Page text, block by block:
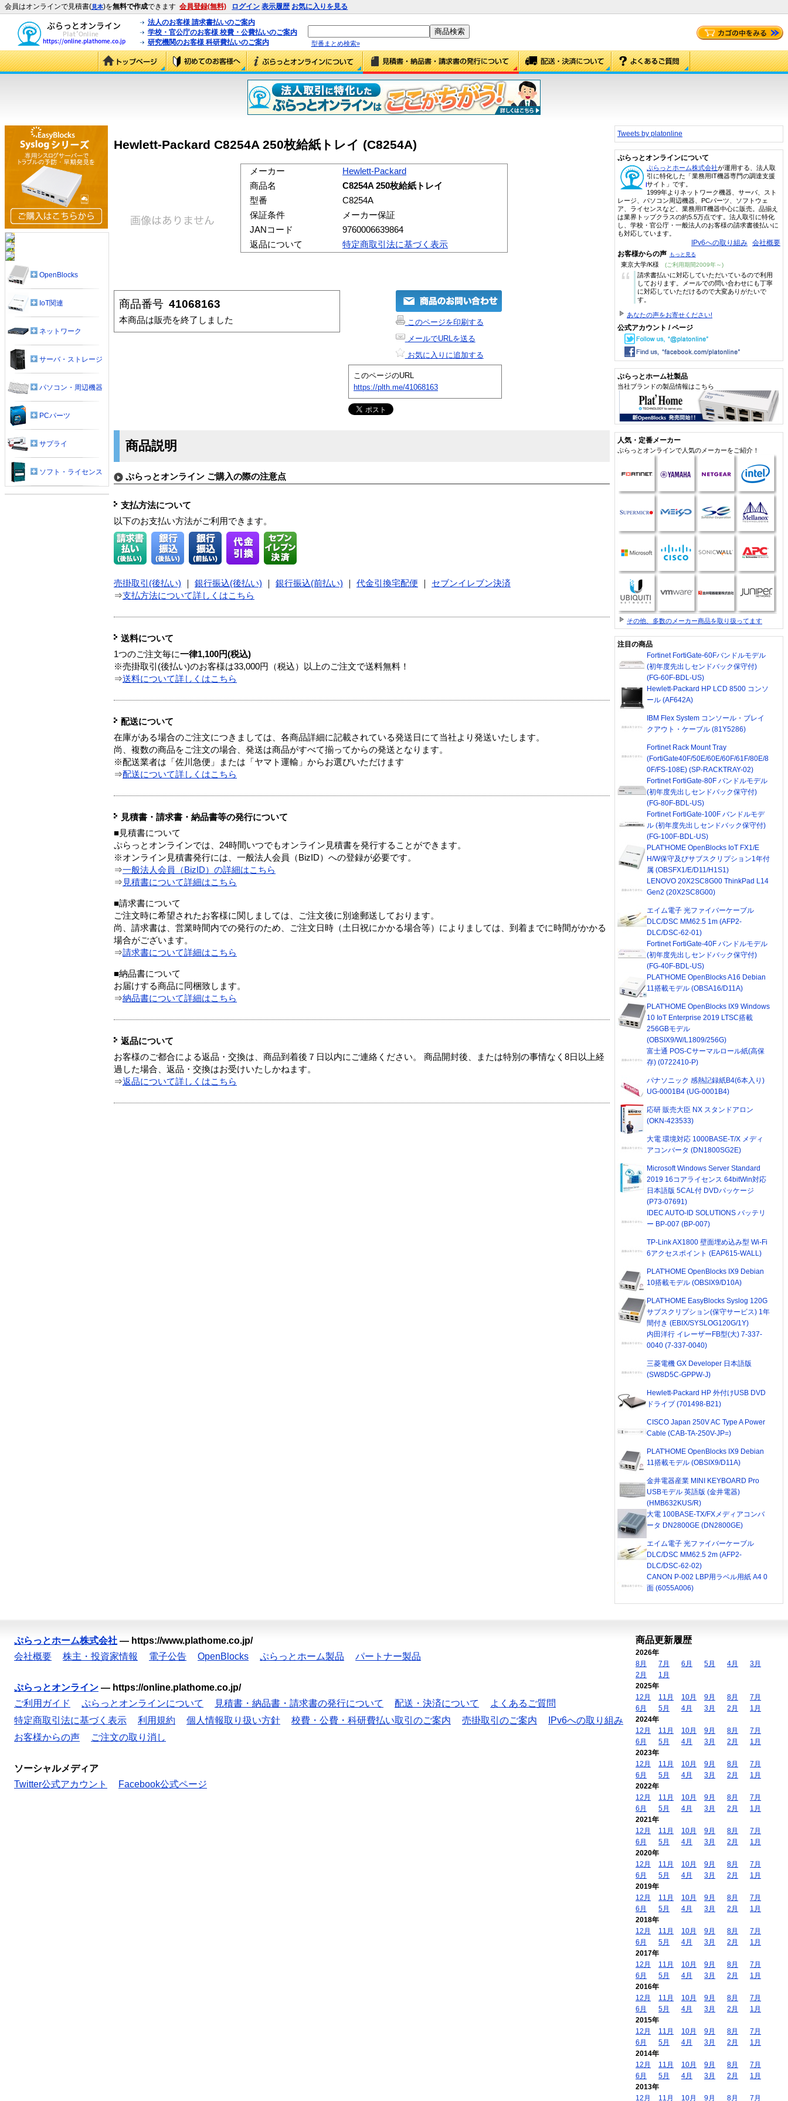
会員はオンラインで見積書(見本)を無料で作成できます 会員登録(無料) ログイン 表示履歴 お気に入りを見る
法人のお客様 請求書払いのご案内
学校・官公庁のお客様 校費・公費払いのご案内
研究機関のお客様 科研費払いのご案内
型番まとめ検索»
Hewlett-Packard C8254A 250枚給紙トレイ (C8254A)
メーカー
Hewlett-Packard
商品名
C8254A 250枚給紙トレイ
型番
C8254A
保証条件
メーカー保証
JANコード
9760006639864
返品について
特定商取引法に基づく表示
商品番号 41068163
本商品は販売を終了しました
このページを印刷する
メールでURLを送る
お気に入りに追加する
このページのURL
https://plth.me/41068163
商品説明
ぷらっとオンライン ご購入の際の注意点
支払方法について
以下のお支払い方法がご利用できます。
売掛取引(後払い) 銀行振込(後払い) 銀行振込(前払い) 代金引換宅配便
セブンイレブン決済
⇒支払方法について詳しくはこちら
送料について
1つのご注文毎に一律1,100円(税込)
※売掛取引(後払い)のお客様は33,000円（税込）以上のご注文で送料無料！
⇒送料について詳しくはこちら
配送について
在庫がある場合のご注文につきましては、各商品詳細に記載されている発送日にて当社より発送いたします。
尚、複数の商品をご注文の場合、発送は商品がすべて揃ってからの発送となります。
※配送業者は「佐川急便」または「ヤマト運輸」からお選びいただけます
⇒配送について詳しくはこちら
見積書・請求書・納品書等の発行について
■見積書について
ぷらっとオンラインでは、24時間いつでもオンライン見積書を発行することができます。
※オンライン見積書発行には、一般法人会員（BizID）への登録が必要です。
⇒一般法人会員（BizID）の詳細はこちら
⇒ 見積書について詳細はこちら
■請求書について
ご注文時に希望されたお客様に関しましては、ご注文後に別途郵送しております。
尚、請求書は、営業時間内での発行のため、ご注文日時（土日祝にかかる場合等）によりましては、到着までに時間がかかる
場合がございます。
⇒請求書について詳細はこちら
■納品書について
お届けする商品に同梱致します。
⇒納品書について詳細はこちら
返品について
お客様のご都合による返品・交換は、商品到着後７日以内にご連絡ください。 商品開封後、または特別の事情なく8日以上経
過した場合、返品・交換はお受けいたしかねます。
⇒返品について詳しくはこちら
OpenBlocks
IoT関連
ネットワーク
サーバ・ストレージ
パソコン・周辺機器
PCパーツ
サプライ
ソフト・ライセンス
Tweets by platonline
ぷらっとオンラインについて
ぷらっとホーム株式会社が運用する、法人取
引に特化した「業務用IT機器専門の調達支援
サイト」です。
1999年よりネットワーク機器、サーバ、スト
レージ、パソコン周辺機器、PCパーツ、ソフトウェ
ア、ライセンスなど、業務用IT機器中心に販売。品揃え
は業界トップクラスの約5.5万点です。法人取引に特化
し、学校・官公庁・一般法人のお客様の請求書後払いに
も対応しています。
IPv6への取り組み 会社概要
お客様からの声 もっと見る
東京大学/K様 (ご利用期間2009年～)
“
請求書払いに対応していただいているので利用
しております。メールでの問い合わせにも丁寧
に対応していただけるので大変ありがたいで
す。
あなたの声をお寄せください!
公式アカウント / ページ
ぷらっとホーム社製品
当社ブランドの製品情報はこちら
人気・定番メーカー
ぷらっとオンラインで人気のメーカーをご紹介！
その他、多数のメーカー商品を取り扱ってます
注目の商品
Fortinet FortiGate-60Fバンドルモデル
(初年度先出しセンドバック保守付)
(FG-60F-BDL-US)
Hewlett-Packard HP LCD 8500 コンソ
ール (AF642A)
IBM Flex System コンソール・ブレイ
クアウト・ケーブル (81Y5286)
Fortinet Rack Mount Tray
(FortiGate40F/50E/60E/60F/61F/80E/8
0F/FS-108E) (SP-RACKTRAY-02)
Fortinet FortiGate-80F バンドルモデル
(初年度先出しセンドバック保守付)
(FG-80F-BDL-US)
Fortinet FortiGate-100F バンドルモデ
ル (初年度先出しセンドバック保守付)
(FG-100F-BDL-US)
PLAT'HOME OpenBlocks IoT FX1/E
H/W保守及びサブスクリプション1年付
属 (OBSFX1/E/D11/H1S1)
LENOVO 20X2SC8G00 ThinkPad L14
Gen2 (20X2SC8G00)
エイム電子 光ファイバーケーブル
DLC/DSC MM62.5 1m (AFP2-
DLC/DSC-62-01)
Fortinet FortiGate-40F バンドルモデル
(初年度先出しセンドバック保守付)
(FG-40F-BDL-US)
PLAT'HOME OpenBlocks A16 Debian
11搭載モデル (OBSA16/D11A)
PLAT'HOME OpenBlocks IX9 Windows
10 IoT Enterprise 2019 LTSC搭載
256GBモデル
(OBSIX9/W/L1809/256G)
富士通 POS-Cサーマルロール紙(高保
存) (0722410-P)
パナソニック 感熱記録紙B4(6本入り)
UG-0001B4 (UG-0001B4)
応研 販売大臣 NX スタンドアロン
(OKN-423533)
大電 環境対応 1000BASE-T/X メディ
アコンバータ (DN1800SG2E)
Microsoft Windows Server Standard
2019 16コアライセンス 64bitWin対応
日本語版 5CAL付 DVDパッケージ
(P73-07691)
IDEC AUTO-ID SOLUTIONS バッテリ
ー BP-007 (BP-007)
TP-Link AX1800 壁面埋め込み型 Wi-Fi
6アクセスポイント (EAP615-WALL)
PLAT'HOME OpenBlocks IX9 Debian
10搭載モデル (OBSIX9/D10A)
PLAT'HOME EasyBlocks Syslog 120G
サブスクリプション(保守サービス) 1年
間付き (EBIX/SYSLOG120G/1Y)
内田洋行 イレーザーFB型(大) 7-337-
0040 (7-337-0040)
三菱電機 GX Developer 日本語版
(SW8D5C-GPPW-J)
Hewlett-Packard HP 外付けUSB DVD
ドライブ (701498-B21)
CISCO Japan 250V AC Type A Power
Cable (CAB-TA-250V-JP=)
PLAT'HOME OpenBlocks IX9 Debian
11搭載モデル (OBSIX9/D11A)
金井電器産業 MINI KEYBOARD Pro
USBモデル 英語版 (金井電器)
(HMB632KUS/R)
大電 100BASE-TX/FXメディアコンバ
ータ DN2800GE (DN2800GE)
エイム電子 光ファイバーケーブル
DLC/DSC MM62.5 2m (AFP2-
DLC/DSC-62-02)
CANON P-002 LBP用ラベル用紙 A4 0
面 (6055A006)
ぷらっとホーム株式会社 — https://www.plathome.co.jp/
会社概要
株主・投資家情報 電子公告 OpenBlocks ぷらっとホーム製品 パートナー製品
ぷらっとオンライン — https://online.plathome.co.jp/
ご利用ガイド
ぷらっとオンラインについて 見積書・納品書・請求書の発行について 配送・決済について
よくあるご質問
特定商取引法に基づく表示
利用規約 個人情報取り扱い方針 校費・公費・科研費払い取引のご案内 売掛取引のご案内
IPv6への取り組み
お客様からの声
ご注文の取り消し
ソーシャルメディア
Twitter公式アカウント
Facebook公式ページ
商品更新履歴
2026年
8月
7月 6月 5月 4月
3月
2月
1月
2025年
12月
11月 10月 9月 8月
7月
6月
5月 4月 3月 2月
1月
2024年
12月
11月 10月 9月 8月
7月
6月
5月 4月 3月 2月
1月
2023年
12月
11月 10月 9月 8月
7月
6月
5月 4月 3月 2月
1月
2022年
12月
11月 10月 9月 8月
7月
6月
5月 4月 3月 2月
1月
2021年
12月
11月 10月 9月 8月
7月
6月
5月 4月 3月 2月
1月
2020年
12月
11月 10月 9月 8月
7月
6月
5月 4月 3月 2月
1月
2019年
12月
11月 10月 9月 8月
7月
6月
5月 4月 3月 2月
1月
2018年
12月
11月 10月 9月 8月
7月
6月
5月 4月 3月 2月
1月
2017年
12月
11月 10月 9月 8月
7月
6月
5月 4月 3月 2月
1月
2016年
12月
11月 10月 9月 8月
7月
6月
5月 4月 3月 2月
1月
2015年
12月
11月 10月 9月 8月
7月
6月
5月 4月 3月 2月
1月
2014年
12月
11月 10月 9月 8月
7月
6月
5月 4月 3月 2月
1月
2013年
12月
11月 10月 9月 8月 7月